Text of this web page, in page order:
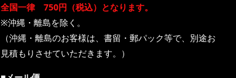
全国一律 750円（税込）となります。
※沖縄・離島を除く。
（沖縄・離島のお客様は、書留・郵パック等で、別途お
見積もりさせていただきます。）